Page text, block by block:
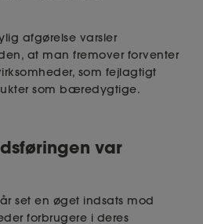
afgørelse varsler
at man fremover forventer
som fejlagtigt
som bæredygtige.
var
set en øget indsats mod
forbrugere i deres